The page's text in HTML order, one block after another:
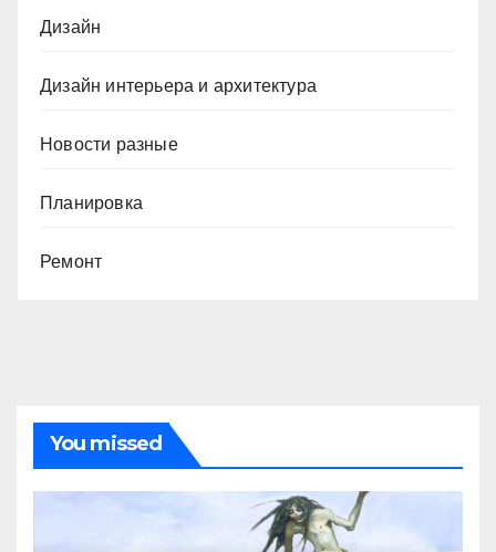
Дизайн
Дизайн интерьера и архитектура
Новости разные
Планировка
Ремонт
You missed